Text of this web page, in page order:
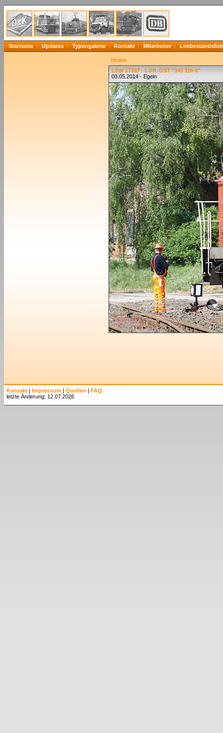
Startseite Updates Typengalerie Kontakt Mitarbeiter
Home
LEW 17797 - LOK-OST "345 116-8"
03.05.2014 - Egeln
Kontakt | Impressum | Quellen | FAQ
letzte Änderung: 12.07.2026